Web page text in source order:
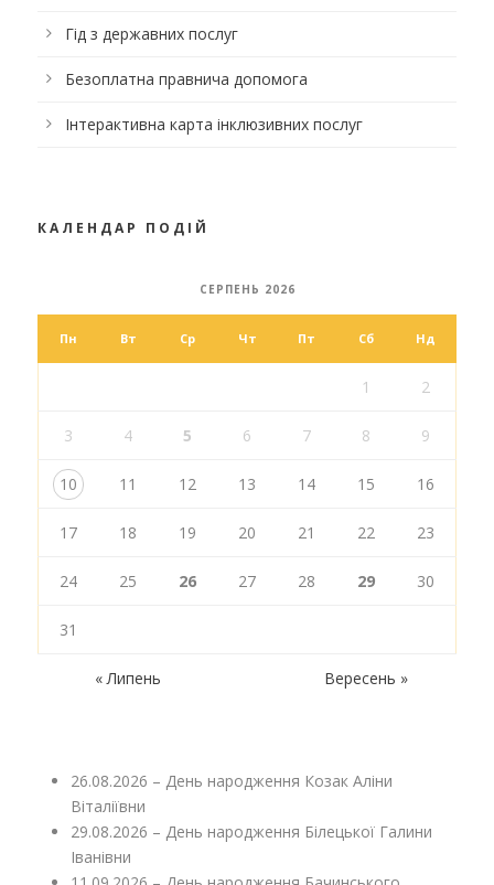
Гід з державних послуг
Безоплатна правнича допомога
Інтерактивна карта інклюзивних послуг
КАЛЕНДАР ПОДІЙ
СЕРПЕНЬ 2026
Пн Вт Ср Чт Пт Сб Нд
1 2
3 4 5 6 7 8 9
10 11 12 13 14 15 16
17 18 19 20 21 22 23
24 25 26 27 28 29 30
31
« Липень Вересень »
26.08.2026 – День народження Козак Аліни
Віталіївни
29.08.2026 – День народження Білецької Галини
Іванівни